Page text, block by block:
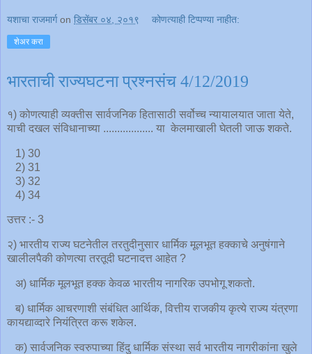
यशाचा राजमार्ग on डिसेंबर ०४, २०१९ कोणत्याही टिप्पण्‍या नाहीत:
शेअर करा
भारताची राज्यघटना प्रश्नसंच 4/12/2019
१) कोणत्याही व्यक्तीस सार्वजनिक हितासाठी सर्वोच्च न्यायालयात जाता येते,
याची दखल संविधानाच्या .................. या केलमाखाली घेतली जाऊ शकते.
1) 30
2) 31
3) 32
4) 34
उत्तर :- 3
२) भारतीय राज्य घटनेतील तरतुदीनुसार धार्मिक मूलभूत हक्काचे अनुषंगाने
खालीलपैकी कोणत्या तरतूदी घटनादत्त आहेत ?
अ) धार्मिक मूलभूत हक्क केवळ भारतीय नागरिक उपभोगू शकतो.
ब) धार्मिक आचरणाशी संबंधित आर्थिक, वित्तीय राजकीय कृत्ये राज्य यंत्रणा
कायद्याव्दारे नियंत्रित करू शकेल.
क) सार्वजनिक स्वरुपाच्या हिंदु धार्मिक संस्था सर्व भारतीय नागरीकांना खुले